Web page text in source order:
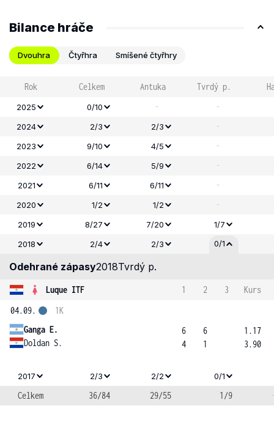
Bilance hráče
Dvouhra Čtyřhra Smíšené čtyřhry
Rok Celkem Antuka Tvrdý p.
2025 0/10 - -
2024 2/3 2/3 -
2023 9/10 4/5 -
2022 6/14 5/9 -
2021 6/11 6/11 -
2020 1/2 1/2 -
2019 8/27 7/20
1/7
2018
2/4 2/3 0/1
Odehrané zápasy2018Tvrdý p.
Luque ITF 1 2 3
Kurs
04.09.
Ganga E.
Doldan S.
1K
6
4
6
1
1.17
3.90
2017 2/3 2/2 0/1
Celkem 36/84 29/55 1/9